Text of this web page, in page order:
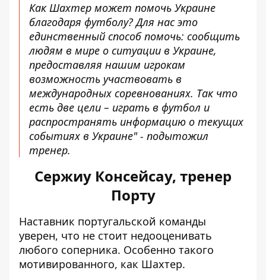
Как Шахтер может помочь Украине
благодаря футболу? Для нас это
единственный способ помочь: сообщить
людям в мире о ситуации в Украине,
предоставляя нашим игрокам
возможность участвовать в
международных соревнованиях. Так что
есть две цели – играть в футбол и
распространять информацию о текущих
событиях в Украине" - подытожил
тренер.
Сержиу Консейсау, тренер
Порту
Наставник португальской команды
уверен, что не стоит недооценивать
любого соперника. Особенно такого
мотивированного, как Шахтер.